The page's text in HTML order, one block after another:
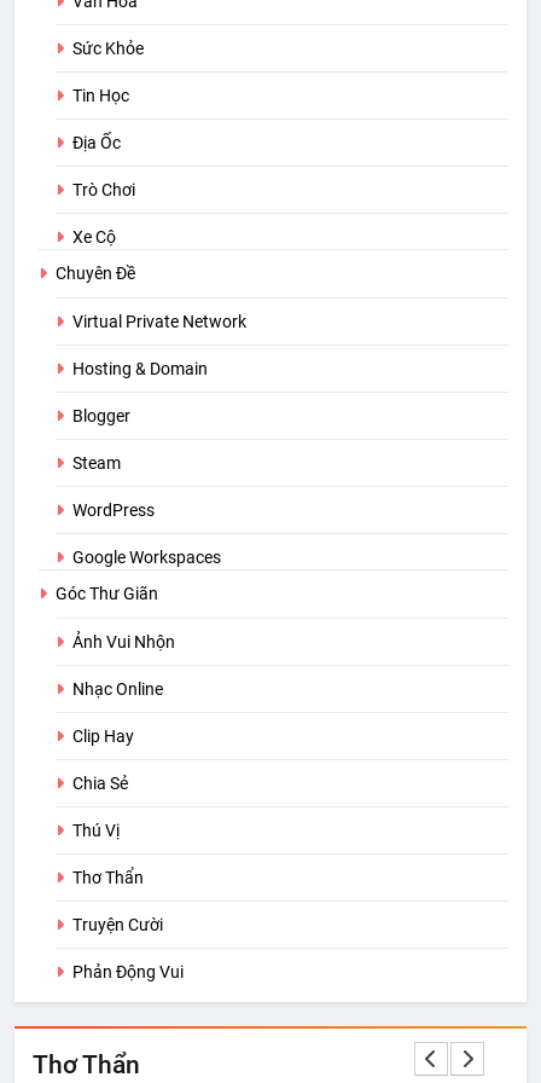
Sức Khỏe
Tin Học
Địa Ốc
Trò Chơi
Xe Cộ
Chuyên Đề
Virtual Private Network
Hosting & Domain
Blogger
Steam
WordPress
Google Workspaces
Góc Thư Giãn
Ảnh Vui Nhộn
Nhạc Online
Clip Hay
Chia Sẻ
Thú Vị
Thơ Thẩn
Truyện Cười
Phản Động Vui
Thơ Thẩn